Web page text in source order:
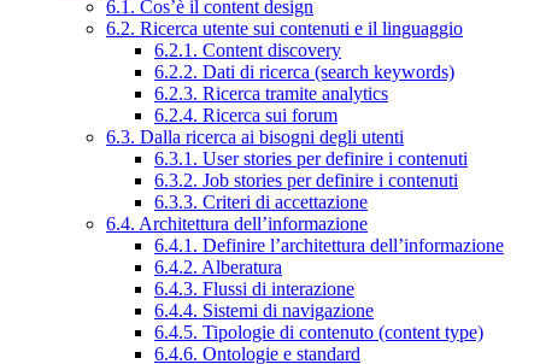
6.1. Cos’è il content design
6.2. Ricerca utente sui contenuti e il linguaggio
6.2.1. Content discovery
6.2.2. Dati di ricerca (search keywords)
6.2.3. Ricerca tramite analytics
6.2.4. Ricerca sui forum
6.3. Dalla ricerca ai bisogni degli utenti
6.3.1. User stories per definire i contenuti
6.3.2. Job stories per definire i contenuti
6.3.3. Criteri di accettazione
6.4. Architettura dell’informazione
6.4.1. Definire l’architettura dell’informazione
6.4.2. Alberatura
6.4.3. Flussi di interazione
6.4.4. Sistemi di navigazione
6.4.5. Tipologie di contenuto (content type)
6.4.6. Ontologie e standard